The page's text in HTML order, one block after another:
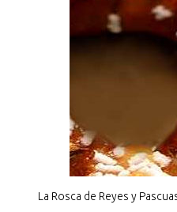
La Rosca de Reyes y